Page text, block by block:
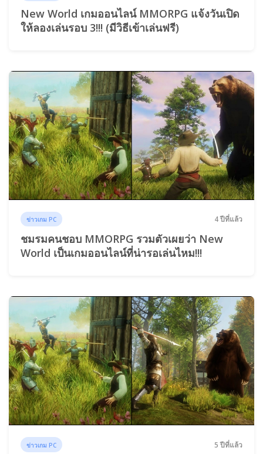
New World เกมออนไลน์ MMORPG แจ้งวันเปิด
ให้ลองเล่นรอบ 3!!! (มีวิธีเข้าเล่นฟรี)
ข่าวเกม PC 4 ปีที่แล้ว
ชมรมคนชอบ MMORPG รวมตัวเผยว่า New
World เป็นเกมออนไลน์ที่น่ารอเล่นไหม!!!
ข่าวเกม PC 5 ปีที่แล้ว